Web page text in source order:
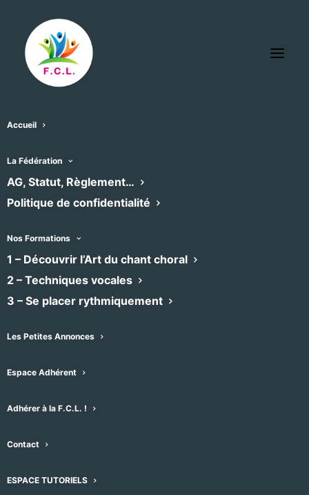
Accueil
La Fédération
AG, Statut, Règlement…
Politique de confidentialité
Nos Formations
1 – Découvrir l’Art du chant choral
2 – Techniques vocales
3 – Se placer rythmiquement
Les Petites Annonces
Espace Adhérent
Adhérer à la F.C.L. !
Contact
ESPACE TUTORIELS
Ensemble vocal BELLA CIAO
Contemporain • Chœur mixte
Nom du Choeur
Ensemble vocal BELLA CIAO